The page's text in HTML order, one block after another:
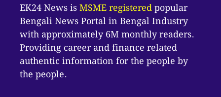
EK24 News isMSME registeredpopular
Bengali News Portal in Bengal Industry
with approximately 6M monthly readers.
Providing career and finance related
authentic information for the people by
the people.